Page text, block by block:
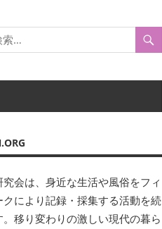
究会は、身近な生活や風俗をフィ
クにより記録・採集する活動を続
。移り変わりの激しい現代の暮ら